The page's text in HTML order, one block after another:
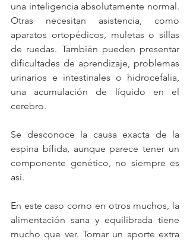
una inteligencia absolutamente normal.
Otras necesitan asistencia, como
aparatos ortopédicos, muletas o sillas
de ruedas. También pueden presentar
dificultades de aprendizaje, problemas
urinarios e intestinales o hidrocefalia,
una acumulación de líquido en el
cerebro.
Se desconoce la causa exacta de la
espina bífida, aunque parece tener un
componente genético, no siempre es
así.
En este caso como en otros muchos, la
alimentación sana y equilibrada tiene
mucho que ver. Tomar un aporte extra